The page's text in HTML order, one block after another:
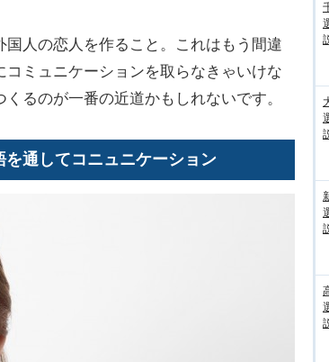
人の恋人を作ること。これはもう間違
ミュニケーションを取らなきゃいけな
るのが一番の近道かもしれないです。
を通してコニュニケーション